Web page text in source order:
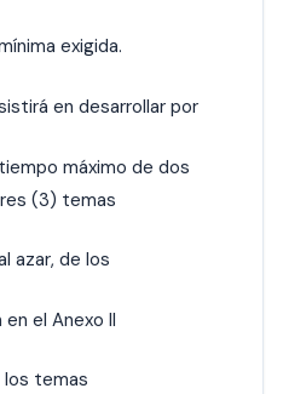
exigida.
en desarrollar por
máximo de dos
(3) temas
azar, de los
el Anexo II
los temas